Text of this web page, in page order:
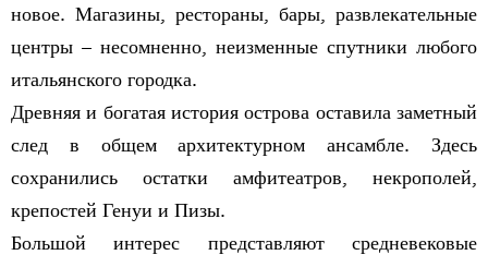
новое. Магазины, рестораны, бары, развлекательные
центры – несомненно, неизменные спутники любого
итальянского городка.
Древняя и богатая история острова оставила заметный
след в общем архитектурном ансамбле. Здесь
сохранились остатки амфитеатров, некрополей,
крепостей Генуи и Пизы.
Большой интерес представляют средневековые